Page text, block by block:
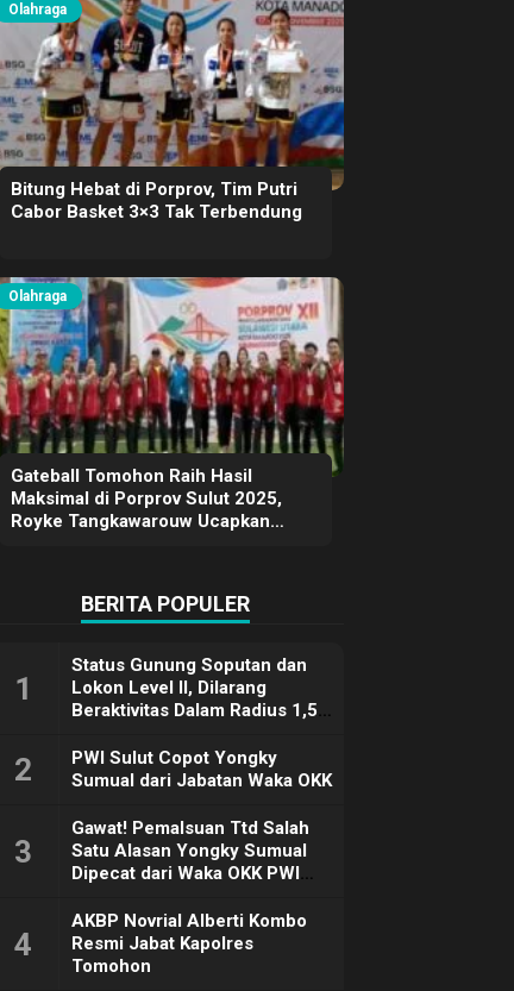
Olahraga
Bitung Hebat di Porprov, Tim Putri
Cabor Basket 3×3 Tak Terbendung
Olahraga
Gateball Tomohon Raih Hasil
Maksimal di Porprov Sulut 2025,
Royke Tangkawarouw Ucapkan
BERITA POPULER
1
Status Gunung Soputan dan
Lokon Level II, Dilarang
Beraktivitas Dalam Radius 1,5
2
PWI Sulut Copot Yongky
Sumual dari Jabatan Waka OKK
3
Gawat! Pemalsuan Ttd Salah
Satu Alasan Yongky Sumual
Dipecat dari Waka OKK PWI
4
AKBP Novrial Alberti Kombo
Resmi Jabat Kapolres
Tomohon